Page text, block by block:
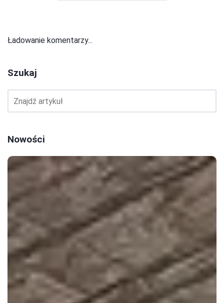
Ładowanie komentarzy...
Szukaj
Nowości